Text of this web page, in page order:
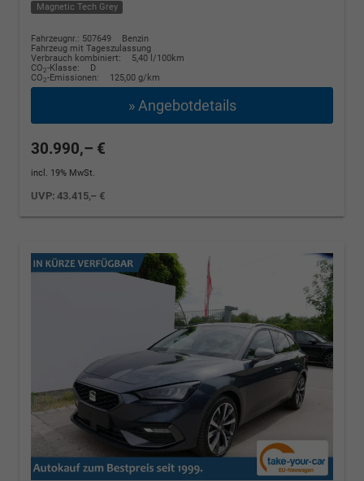
Magnetic Tech Grey
Fahrzeugnr.: 507649
Benzin
Fahrzeug mit Tageszulassung
Verbrauch kombiniert:
5,40 l/100km
CO2-Klasse:
D
CO2-Emissionen: 125,00 g/km
» Angebotdetails
30.990,– €
incl. 19% MwSt.
UVP:43.415,– €